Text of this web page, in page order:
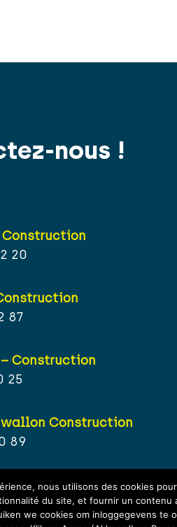
nous !
Construction
20
87
Construction
25
Construction
89
nous utilisons des cookies
du site, et fournir un contenu
we cookies om inloggegevens